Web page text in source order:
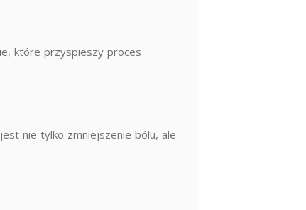
które przyspieszy proces
nie tylko zmniejszenie bólu, ale